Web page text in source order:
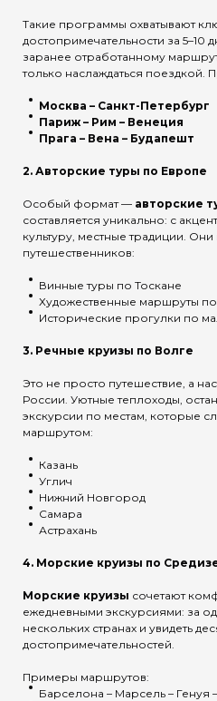
Такие программы охватывают
достопримечательности за 5–10
заранее отработанному
только наслаждаться поездкой.
Москва – Санкт-Петербург
Париж – Рим – Венеция
Прага – Вена – Будапешт
2. Авторские туры по Европе
Особый формат — авторские
составляется уникально: с
культуру, местные традиции.
путешественников:
Винные туры по Тоскане
Художественные маршруты
Исторические прогулки по
3. Речные круизы по Волге
Это не просто путешествие, а
России. Уютные теплоходы,
экскурсии по местам, которые
маршрутом:
Казань
Углич
Нижний Новгород
Самара
Астрахань
4. Морские круизы по
Морские круизы сочетают
ежедневными экскурсиями: за
нескольких странах и увидеть
достопримечательностей.
Примеры маршрутов:
Барселона – Марсель – Генуя